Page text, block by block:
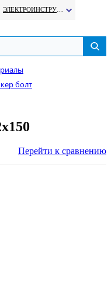
болт
Перейти к сравнению